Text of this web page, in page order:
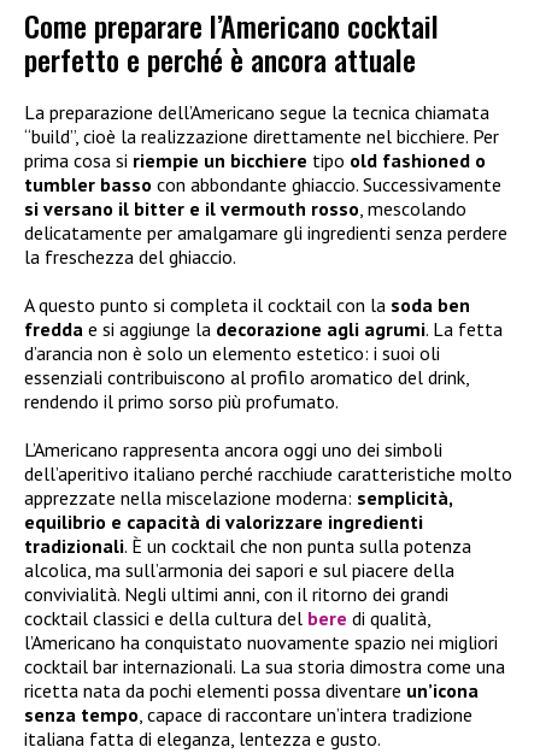
Come preparare l’Americano cocktail
perfetto e perché è ancora attuale
La preparazione dell’Americano segue la tecnica chiamata
“build”, cioè la realizzazione direttamente nel bicchiere. Per
prima cosa si riempie un bicchiere tipo old fashioned o
tumbler basso con abbondante ghiaccio. Successivamente
si versano il bitter e il vermouth rosso, mescolando
delicatamente per amalgamare gli ingredienti senza perdere
la freschezza del ghiaccio.
A questo punto si completa il cocktail con la soda ben
fredda e si aggiunge la decorazione agli agrumi. La fetta
d’arancia non è solo un elemento estetico: i suoi oli
essenziali contribuiscono al profilo aromatico del drink,
rendendo il primo sorso più profumato.
L’Americano rappresenta ancora oggi uno dei simboli
dell’aperitivo italiano perché racchiude caratteristiche molto
apprezzate nella miscelazione moderna: semplicità,
equilibrio e capacità di valorizzare ingredienti
tradizionali. È un cocktail che non punta sulla potenza
alcolica, ma sull’armonia dei sapori e sul piacere della
convivialità. Negli ultimi anni, con il ritorno dei grandi
cocktail classici e della cultura del bere di qualità,
l’Americano ha conquistato nuovamente spazio nei migliori
cocktail bar internazionali. La sua storia dimostra come una
ricetta nata da pochi elementi possa diventare un’icona
senza tempo, capace di raccontare un’intera tradizione
italiana fatta di eleganza, lentezza e gusto.